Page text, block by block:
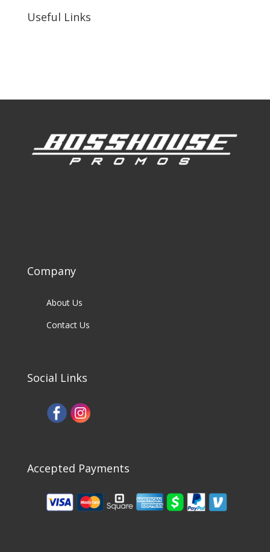
Useful Links
Company
About Us
Contact Us
Social Links
Accepted Payments